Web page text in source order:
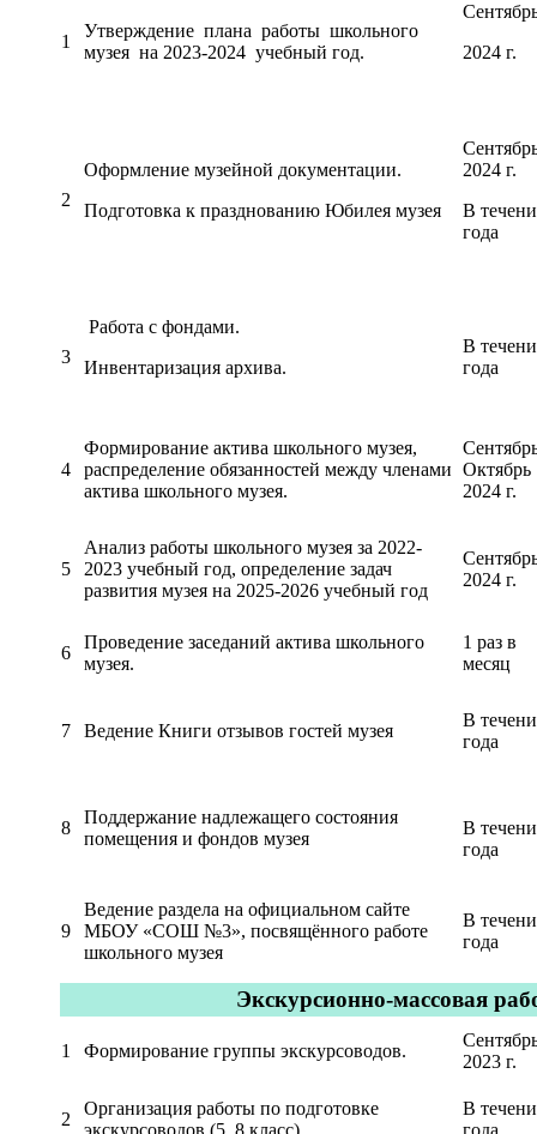
1
Утверждение плана работы школьного
музея на 2023-2024 учебный год.
2024 г.
2
Оформление музейной документации.
Подготовка к празднованию Юбилея музея
2024 г.
В
года
3
Работа с фондами.
Инвентаризация архива.
В
года
4
Формирование актива школьного музея,
распределение обязанностей между членами
актива школьного музея.
Октябрь
2024 г.
5
Анализ работы школьного музея за 2022-
2023 учебный год, определение задач
развития музея на 2025-2026 учебный год
2024 г.
6
Проведение заседаний актива школьного
музея.
1 раз в
месяц
7 Ведение Книги отзывов гостей музея
В
года
8
Поддержание надлежащего состояния
помещения и фондов музея
В
года
9
Ведение раздела на официальном сайте
МБОУ «СОШ №3», посвящённого работе
школьного музея
В
года
Экскурсионно-массовая
1 Формирование группы экскурсоводов.
2023 г.
2
Организация работы по подготовке
экскурсоводов (5, 8 класс).
В
года